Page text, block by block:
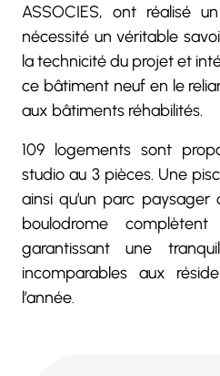
ASSOCIES, ont réalisé
nécessité un véritable
la technicité du projet et
ce bâtiment neuf en le
aux bâtiments réhabilités.
109 logements sont
studio au 3 pièces. Une
ainsi qu’un parc
boulodrome
garantissant une
incomparables aux
l’année.